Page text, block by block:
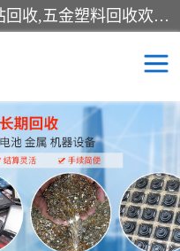
工厂废料物资回收,深圳废品站回收,五金塑料回收欢迎有金属、塑料、电子、电线、废旧设备、废铜、锡渣、线路板、镀银废料、废IC、电子零件、电子脚，等其他废旧物资的单位及个人联系洽谈。对提供息者我们可以提供优厚的业务提成（佣金）。
电子回收
电池回收
机器设备回收